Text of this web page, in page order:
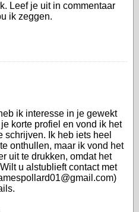
Leef je uit in commentaar
ik zeggen.
ik interesse in je gewekt
korte profiel en vond ik het
schrijven. Ik heb iets heel
onthullen, maar ik vond het
uit te drukken, omdat het
u alstublieft contact met